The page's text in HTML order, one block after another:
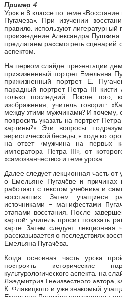
Пример 4
Урок в 8 классе по теме
Пугачева». При изучении
правило, используют литературный
произведение Александра Пушкина
предлагаем рассмотреть сценарий
аспектом.
На первом слайде презентации
прижизненный портрет Емельяна
прижизненный портрет Е.
парадный портрет Петра III кисти
только последний. После того,
изображения, учитель говорит:
между этими мужчинами? И почему,
попросить указать на портрет
картины?» Эти вопросы
эвристической беседы, в ходе
на ответ «мужчина на первых
императора Петра III», от
«самозванчество» и теме урока.
Далее следует лекционная часть от
о Емельяне Пугачёве и причинах
работают с текстом учебника и
восставших. Затем учащиеся
источниками – манифестами
этапами восстания. После
картой: учитель просит показать
карте. Затем следует лекционная
рассказывается о последствиях
Емельяна Пугачёва.
Когда основная часть урока
построить исторические
культурологического аспекта: на
Лжедмитрия I неизвестного автора,
К. Флавицкого и уже знакомый